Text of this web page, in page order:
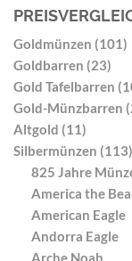
Goldmünzen (101)
Goldbarren (23)
Gold Tafelbarren
Gold-Münzbarren
Altgold (11)
Silbermünzen (113)
825 Jahre
America the
American Eagle
Andorra Eagle
Arche Noah